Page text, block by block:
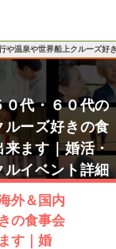
や温泉や世界船上クルーズ
０代・６０代の
ーズ好きの食
来ます｜婚活・
ルイベント詳細
外＆国内
の食事会
す｜婚